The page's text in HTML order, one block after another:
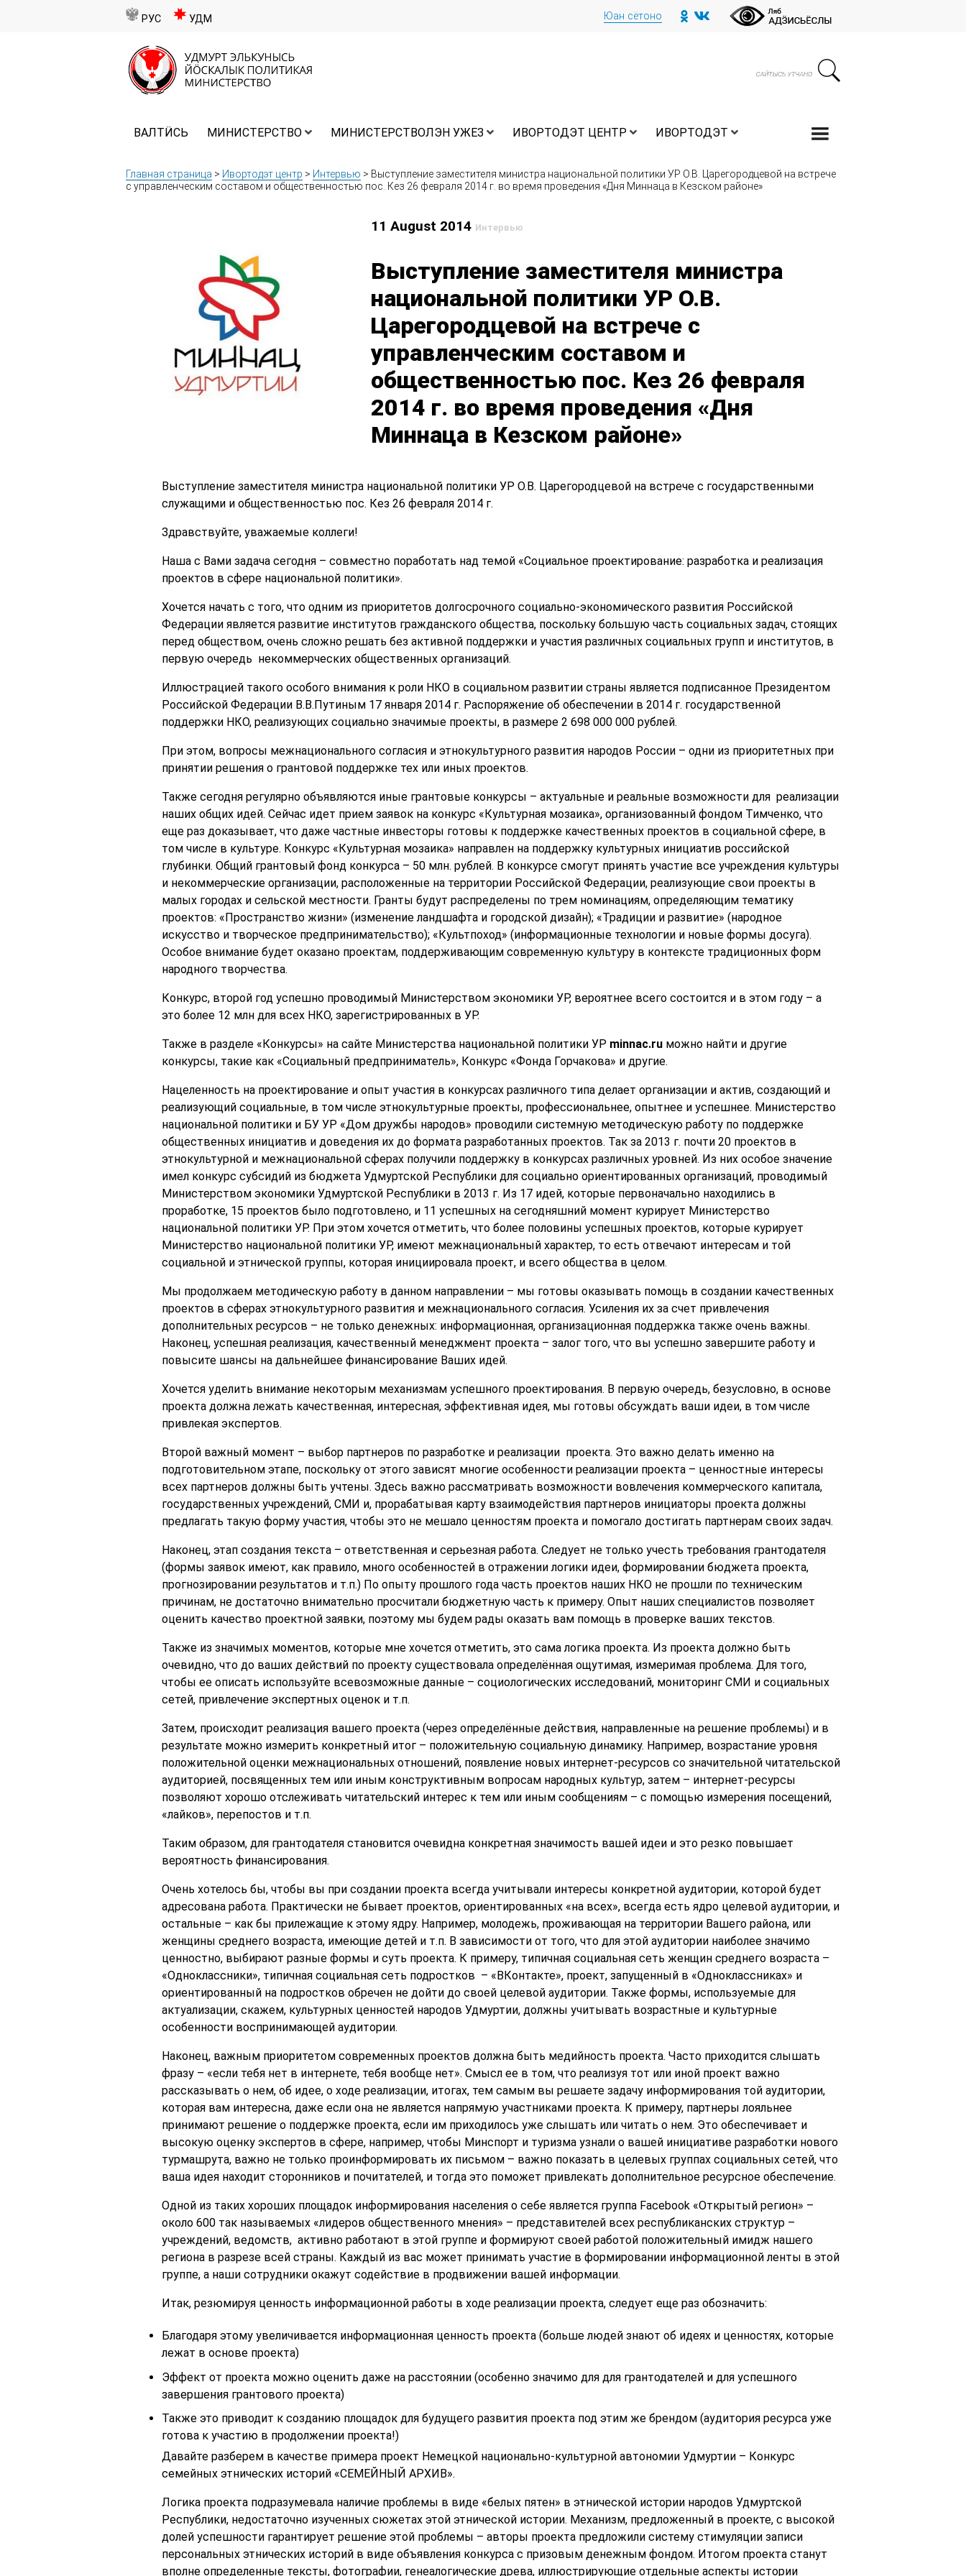
РУС УДМ Юан сётоно
ВАЛТӤСЬ МИНИСТЕРСТВО МИНИСТЕРСТВОЛЭН УЖЕЗ ИВОРТОДЭТ ЦЕНТР ИВОРТОДЭТ
Главная страница > Ивортодэт центр > Интервью > Выступление заместителя министра национальной политики УР О.В. Царегородцевой на встрече
с управленческим составом и общественностью пос. Кез 26 февраля 2014 г. во время проведения «Дня Миннаца в Кезском районе»
11 August 2014 Интервью
Выступление заместителя министра
национальной политики УР О.В.
Царегородцевой на встрече с
управленческим составом и
общественностью пос. Кез 26 февраля
2014 г. во время проведения «Дня
Миннаца в Кезском районе»
Выступление заместителя министра национальной политики УР О.В. Царегородцевой на встрече с государственными
служащими и общественностью пос. Кез 26 февраля 2014 г.
Здравствуйте, уважаемые коллеги!
Наша с Вами задача сегодня – совместно поработать над темой «Социальное проектирование: разработка и реализация
проектов в сфере национальной политики».
Хочется начать с того, что одним из приоритетов долгосрочного социально-экономического развития Российской
Федерации является развитие институтов гражданского общества, поскольку большую часть социальных задач, стоящих
перед обществом, очень сложно решать без активной поддержки и участия различных социальных групп и институтов, в
первую очередь некоммерческих общественных организаций.
Иллюстрацией такого особого внимания к роли НКО в социальном развитии страны является подписанное Президентом
Российской Федерации В.В.Путиным 17 января 2014 г. Распоряжение об обеспечении в 2014 г. государственной
поддержки НКО, реализующих социально значимые проекты, в размере 2 698 000 000 рублей.
При этом, вопросы межнационального согласия и этнокультурного развития народов России – одни из приоритетных при
принятии решения о грантовой поддержке тех или иных проектов.
Также сегодня регулярно объявляются иные грантовые конкурсы – актуальные и реальные возможности для реализации
наших общих идей. Сейчас идет прием заявок на конкурс «Культурная мозаика», организованный фондом Тимченко, что
еще раз доказывает, что даже частные инвесторы готовы к поддержке качественных проектов в социальной сфере, в
том числе в культуре. Конкурс «Культурная мозаика» направлен на поддержку культурных инициатив российской
глубинки. Общий грантовый фонд конкурса – 50 млн. рублей. В конкурсе смогут принять участие все учреждения культуры
и некоммерческие организации, расположенные на территории Российской Федерации, реализующие свои проекты в
малых городах и сельской местности. Гранты будут распределены по трем номинациям, определяющим тематику
проектов: «Пространство жизни» (изменение ландшафта и городской дизайн); «Традиции и развитие» (народное
искусство и творческое предпринимательство); «Культпоход» (информационные технологии и новые формы досуга).
Особое внимание будет оказано проектам, поддерживающим современную культуру в контексте традиционных форм
народного творчества.
Конкурс, второй год успешно проводимый Министерством экономики УР, вероятнее всего состоится и в этом году – а
это более 12 млн для всех НКО, зарегистрированных в УР.
Также в разделе «Конкурсы» на сайте Министерства национальной политики УР minnac.ruможно найти и другие
конкурсы, такие как «Социальный предприниматель», Конкурс «Фонда Горчакова» и другие.
Нацеленность на проектирование и опыт участия в конкурсах различного типа делает организации и актив, создающий и
реализующий социальные, в том числе этнокультурные проекты, профессиональнее, опытнее и успешнее. Министерство
национальной политики и БУ УР «Дом дружбы народов» проводили системную методическую работу по поддержке
общественных инициатив и доведения их до формата разработанных проектов. Так за 2013 г. почти 20 проектов в
этнокультурной и межнациональной сферах получили поддержку в конкурсах различных уровней. Из них особое значение
имел конкурс субсидий из бюджета Удмуртской Республики для социально ориентированных организаций, проводимый
Министерством экономики Удмуртской Республики в 2013 г. Из 17 идей, которые первоначально находились в
проработке, 15 проектов было подготовлено, и 11 успешных на сегодняшний момент курирует Министерство
национальной политики УР. При этом хочется отметить, что более половины успешных проектов, которые курирует
Министерство национальной политики УР, имеют межнациональный характер, то есть отвечают интересам и той
социальной и этнической группы, которая инициировала проект, и всего общества в целом.
Мы продолжаем методическую работу в данном направлении – мы готовы оказывать помощь в создании качественных
проектов в сферах этнокультурного развития и межнационального согласия. Усиления их за счет привлечения
дополнительных ресурсов – не только денежных: информационная, организационная поддержка также очень важны.
Наконец, успешная реализация, качественный менеджмент проекта – залог того, что вы успешно завершите работу и
повысите шансы на дальнейшее финансирование Ваших идей.
Хочется уделить внимание некоторым механизмам успешного проектирования. В первую очередь, безусловно, в основе
проекта должна лежать качественная, интересная, эффективная идея, мы готовы обсуждать ваши идеи, в том числе
привлекая экспертов.
Второй важный момент – выбор партнеров по разработке и реализации проекта. Это важно делать именно на
подготовительном этапе, поскольку от этого зависят многие особенности реализации проекта – ценностные интересы
всех партнеров должны быть учтены. Здесь важно рассматривать возможности вовлечения коммерческого капитала,
государственных учреждений, СМИ и, прорабатывая карту взаимодействия партнеров инициаторы проекта должны
предлагать такую форму участия, чтобы это не мешало ценностям проекта и помогало достигать партнерам своих задач.
Наконец, этап создания текста – ответственная и серьезная работа. Следует не только учесть требования грантодателя
(формы заявок имеют, как правило, много особенностей в отражении логики идеи, формировании бюджета проекта,
прогнозировании результатов и т.п.) По опыту прошлого года часть проектов наших НКО не прошли по техническим
причинам, не достаточно внимательно просчитали бюджетную часть к примеру. Опыт наших специалистов позволяет
оценить качество проектной заявки, поэтому мы будем рады оказать вам помощь в проверке ваших текстов.
Также из значимых моментов, которые мне хочется отметить, это сама логика проекта. Из проекта должно быть
очевидно, что до ваших действий по проекту существовала определённая ощутимая, измеримая проблема. Для того,
чтобы ее описать используйте всевозможные данные – социологических исследований, мониторинг СМИ и социальных
сетей, привлечение экспертных оценок и т.п.
Затем, происходит реализация вашего проекта (через определённые действия, направленные на решение проблемы) и в
результате можно измерить конкретный итог – положительную социальную динамику. Например, возрастание уровня
положительной оценки межнациональных отношений, появление новых интернет-ресурсов со значительной читательской
аудиторией, посвященных тем или иным конструктивным вопросам народных культур, затем – интернет-ресурсы
позволяют хорошо отслеживать читательский интерес к тем или иным сообщениям – с помощью измерения посещений,
«лайков», перепостов и т.п.
Таким образом, для грантодателя становится очевидна конкретная значимость вашей идеи и это резко повышает
вероятность финансирования.
Очень хотелось бы, чтобы вы при создании проекта всегда учитывали интересы конкретной аудитории, которой будет
адресована работа. Практически не бывает проектов, ориентированных «на всех», всегда есть ядро целевой аудитории, и
остальные – как бы прилежащие к этому ядру. Например, молодежь, проживающая на территории Вашего района, или
женщины среднего возраста, имеющие детей и т.п. В зависимости от того, что для этой аудитории наиболее значимо
ценностно, выбирают разные формы и суть проекта. К примеру, типичная социальная сеть женщин среднего возраста –
«Одноклассники», типичная социальная сеть подростков – «ВКонтакте», проект, запущенный в «Одноклассниках» и
ориентированный на подростков обречен не дойти до своей целевой аудитории. Также формы, используемые для
актуализации, скажем, культурных ценностей народов Удмуртии, должны учитывать возрастные и культурные
особенности воспринимающей аудитории.
Наконец, важным приоритетом современных проектов должна быть медийность проекта. Часто приходится слышать
фразу – «если тебя нет в интернете, тебя вообще нет». Смысл ее в том, что реализуя тот или иной проект важно
рассказывать о нем, об идее, о ходе реализации, итогах, тем самым вы решаете задачу информирования той аудитории,
которая вам интересна, даже если она не является напрямую участниками проекта. К примеру, партнеры лояльнее
принимают решение о поддержке проекта, если им приходилось уже слышать или читать о нем. Это обеспечивает и
высокую оценку экспертов в сфере, например, чтобы Минспорт и туризма узнали о вашей инициативе разработки нового
турмашрута, важно не только проинформировать их письмом – важно показать в целевых группах социальных сетей, что
ваша идея находит сторонников и почитателей, и тогда это поможет привлекать дополнительное ресурсное обеспечение.
Одной из таких хороших площадок информирования населения о себе является группа Facebook «Открытый регион» –
около 600 так называемых «лидеров общественного мнения» – представителей всех республиканских структур –
учреждений, ведомств, активно работают в этой группе и формируют своей работой положительный имидж нашего
региона в разрезе всей страны. Каждый из вас может принимать участие в формировании информационной ленты в этой
группе, а наши сотрудники окажут содействие в продвижении вашей информации.
Итак, резюмируя ценность информационной работы в ходе реализации проекта, следует еще раз обозначить:
Благодаря этому увеличивается информационная ценность проекта (больше людей знают об идеях и ценностях, которые
лежат в основе проекта)
Эффект от проекта можно оценить даже на расстоянии (особенно значимо для для грантодателей и для успешного
завершения грантового проекта)
Также это приводит к созданию площадок для будущего развития проекта под этим же брендом (аудитория ресурса уже
готова к участию в продолжении проекта!)
Давайте разберем в качестве примера проект Немецкой национально-культурной автономии Удмуртии – Конкурс
семейных этнических историй «СЕМЕЙНЫЙ АРХИВ».
Логика проекта подразумевала наличие проблемы в виде «белых пятен» в этнической истории народов Удмуртской
Республики, недостаточно изученных сюжетах этой этнической истории. Механизм, предложенный в проекте, с высокой
долей успешности гарантирует решение этой проблемы – авторы проекта предложили систему стимуляции записи
персональных этнических историй в виде объявления конкурса с призовым денежным фондом. Итогом проекта станут
вполне определенные тексты, фотографии, генеалогические древа, иллюстрирующие отдельные аспекты истории